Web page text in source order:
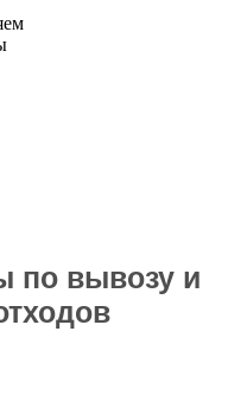
по вывозу и